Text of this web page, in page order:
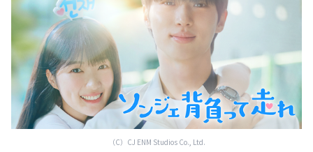
（C）CJ ENM Studios Co., Ltd.